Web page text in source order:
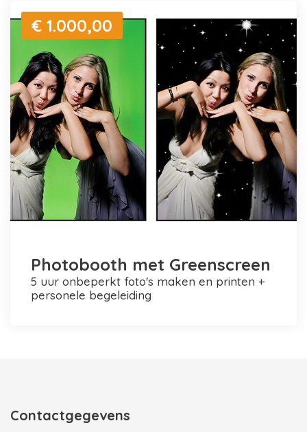
€ 1.000,00
Photobooth met Greenscreen
5 uur onbeperkt foto's maken en printen +
personele begeleiding
Contactgegevens